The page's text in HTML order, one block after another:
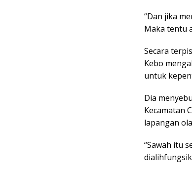
“Dan jika
Maka tentu
Secara
Kebo
untuk
Dia
Kecamatan
lapangan
“Sawah itu